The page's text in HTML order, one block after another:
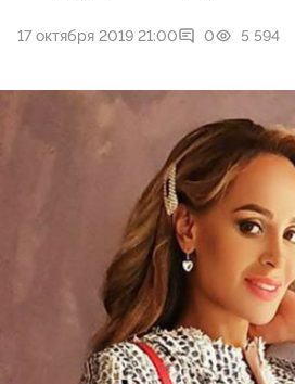
17 октября 2019 21:00 0 5 594